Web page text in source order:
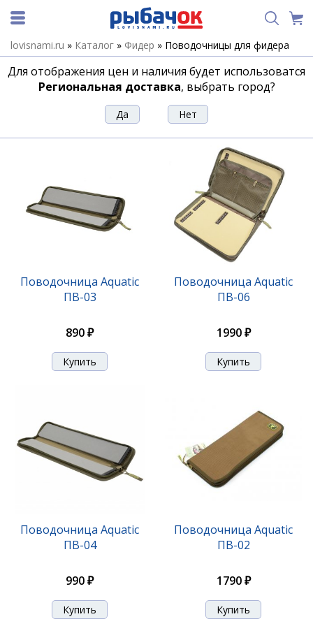
lovisnami.ru » Каталог » Фидер » Поводочницы для фидера
Поводочницы для фидера
Сортировка Фильтр
Поводочница Aquatic
ПВ-03
890 ₽
Поводочница Aquatic
ПВ-06
1990 ₽
Поводочница Aquatic
ПВ-04
990 ₽
Поводочница Aquatic
ПВ-02
1790 ₽
Для отображения цен и наличия будет использоватся
Региональная доставка, выбрать город?